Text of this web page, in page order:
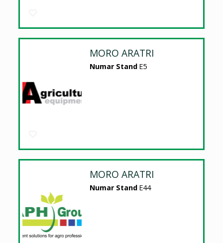
MORO ARATRI
Numar Stand E5
MORO ARATRI
Numar Stand E44